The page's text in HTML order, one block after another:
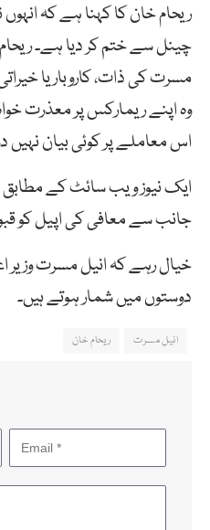
ریحامخانکاکہناہےکہانہوں
چینلسےختمکردیا ہے۔ریحام
مسرتکیذات،کاروباریا
وہاپنےریمارکسپرمعذرت
اسمعاملےپرکوئیبیاننہیں
ایکنیوزویبسائٹکےمطابق
جانبسےمعافیکیاپیلکو
خیال رہے کہ انیلمسرتوزیر
دوستوںمیںشمارہوتےہیں۔
انیل مسرت ریحام خان